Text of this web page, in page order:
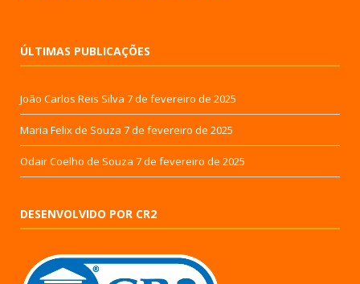
ÚLTIMAS PUBLICAÇÕES
João Carlos Reis Silva 7 de fevereiro de 2025
Maria Felix de Souza 7 de fevereiro de 2025
Odair Coelho de Souza 7 de fevereiro de 2025
DESENVOLVIDO POR CR2